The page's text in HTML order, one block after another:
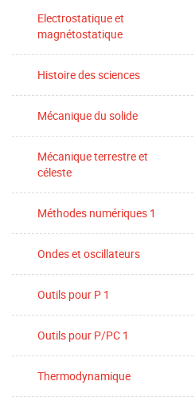
Electrostatique et
magnétostatique
Histoire des sciences
Mécanique du solide
Mécanique terrestre et
céleste
Méthodes numériques 1
Ondes et oscillateurs
Outils pour P 1
Outils pour P/PC 1
Thermodynamique